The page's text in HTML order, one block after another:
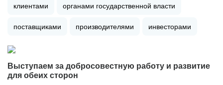
клиентами органами государственной власти
поставщиками производителями инвесторами
Выступаем за добросовестную работу и развитие
для обеих сторон